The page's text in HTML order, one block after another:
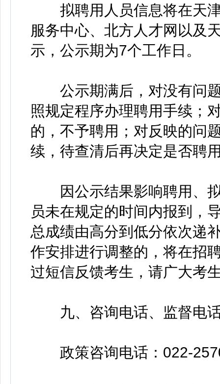
拟聘用人员信息将在天津
服务中心、北方人才网以及
示，公示期为7个工作日。
公示期满后，对没有问题
照规定程序办理聘用手续；
的，不予聘用；对反映的问
续，待查清后再决定是否聘
因公示结果影响聘用、拟
员未在规定的时间内报到，
总成绩由高分到低分依次递
作安排进行调整的，将在招
过短信反馈考生，请广大考
九、咨询电话、监督电
政策咨询电话：022-